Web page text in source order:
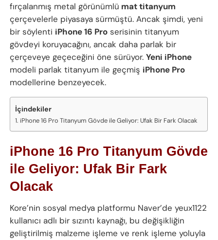
fırçalanmış metal görünümlü mat titanyum
çerçevelerle piyasaya sürmüştü. Ancak şimdi, yeni
bir söylenti iPhone 16 Pro serisinin titanyum
gövdeyi koruyacağını, ancak daha parlak bir
çerçeveye geçeceğini öne sürüyor. Yeni iPhone
modeli parlak titanyum ile geçmiş iPhone Pro
modellerine benzeyecek.
İçindekiler
iPhone 16 Pro Titanyum Gövde ile Geliyor: Ufak Bir Fark Olacak
iPhone 16 Pro Titanyum Gövde
ile Geliyor: Ufak Bir Fark
Olacak
Kore’nin sosyal medya platformu Naver’de yeux1122
kullanıcı adlı bir sızıntı kaynağı, bu değişikliğin
geliştirilmiş malzeme işleme ve renk işleme yoluyla